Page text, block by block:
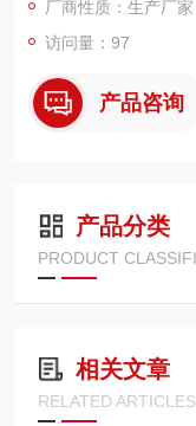
厂商性质：生产厂家
访问量：97
产品咨询
产品分类
PRODUCT
相关文章
RELATED ARTICLES